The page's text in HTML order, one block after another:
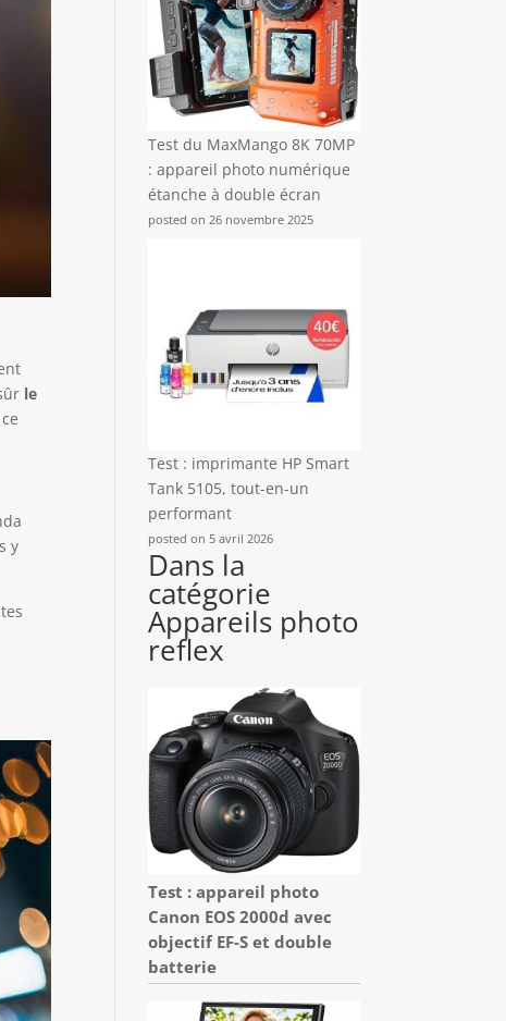
le
y
Test du MaxMango 8K 70MP
: appareil photo numérique
étanche à double écran
posted on 26 novembre 2025
Test : imprimante HP Smart
Tank 5105, tout-en-un
performant
posted on 5 avril 2026
Dans la
catégorie
Appareils photo
reflex
Test : appareil photo
Canon EOS 2000d avec
objectif EF-S et double
batterie